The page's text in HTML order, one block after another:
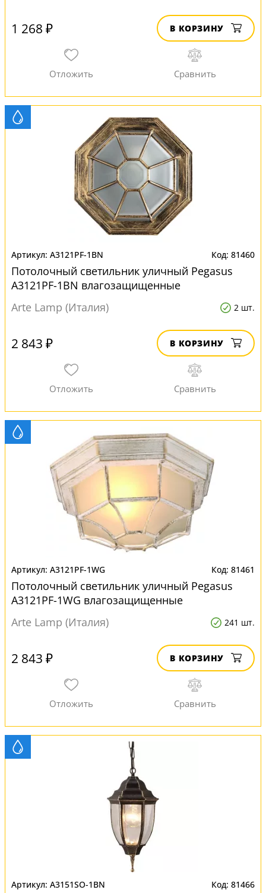
1 268 ₽ В КОРЗИНУ
A3121PF-1BN 81460
Потолочный светильник уличный Pegasus
A3121PF-1BN влагозащищенные
Arte Lamp (Италия)
2 шт.
2 843 ₽ В КОРЗИНУ
A3121PF-1WG 81461
Потолочный светильник уличный Pegasus
A3121PF-1WG влагозащищенные
Arte Lamp (Италия)
241 шт.
2 843 ₽ В КОРЗИНУ
A3151SO-1BN 81466